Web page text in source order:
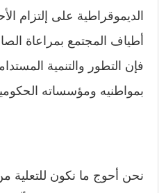
الديموقراطية على إلتزام
أطياف المجتمع بمراعاة
فإن التطور والتنمية
بمواطنيه ومؤسساته
نحن أحوج ما نكون للتعلية